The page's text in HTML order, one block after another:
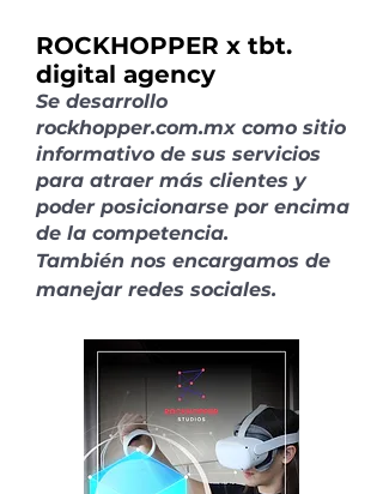
ROCKHOPPER x tbt.
digital agency
Se desarrollo
rockhopper.com.mx como sitio
informativo de sus servicios
para atraer más clientes y
poder posicionarse por encima
de la competencia.
También nos encargamos de
manejar redes sociales.